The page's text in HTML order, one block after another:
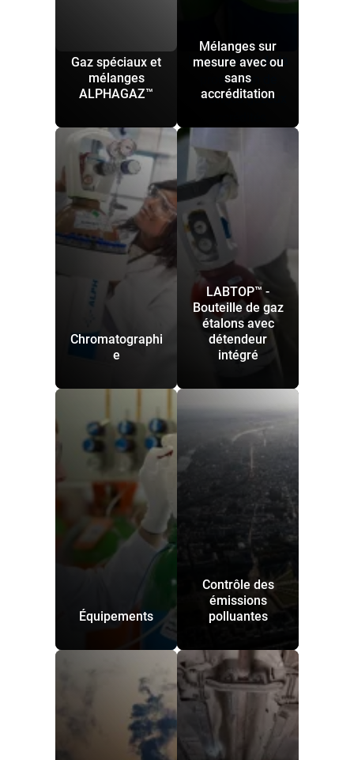
Gaz spéciaux et
mélanges
ALPHAGAZ™
L'importance de la
production de
mélanges gazeux
Mélanges sur
mesure avec ou
sans
accréditation
Chromatographi
e
LABTOP™ -
Bouteille de gaz
étalons avec
détendeur
intégré
Équipements
Contrôle des
émissions
polluantes